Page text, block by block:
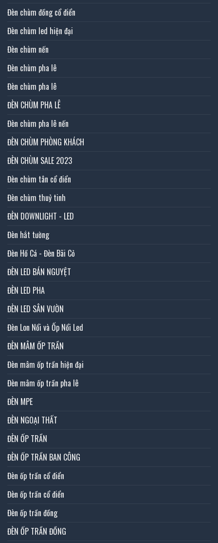
Đèn chùm đồng cổ điển
Đèn chùm led hiện đại
Đèn chùm nến
Đèn chùm pha lê
Đèn chùm pha lê
ĐÈN CHÙM PHA LÊ
Đèn chùm pha lê nến
ĐÈN CHÙM PHÒNG KHÁCH
ĐÈN CHÙM SALE 2023
Đèn chùm tân cổ điển
Đèn chùm thuỷ tinh
ĐÈN DOWNLIGHT - LED
Đèn hắt tường
Đèn Hồ Cá - Đèn Bãi Cỏ
ĐÈN LED BÁN NGUYỆT
ĐÈN LED PHA
ĐÈN LED SÂN VƯỜN
Đèn Lon Nổi và Ốp Nổi Led
ĐÈN MÂM ỐP TRẦN
Đèn mâm ốp trần hiện đại
Đèn mâm ốp trần pha lê
ĐÈN MPE
ĐÈN NGOẠI THẤT
ĐÈN ỐP TRẦN
ĐÈN ỐP TRẦN BAN CÔNG
Đèn ốp trần cổ điển
Đèn ốp trần cổ điển
Đèn ốp trần đồng
ĐÈN ỐP TRẦN ĐỒNG